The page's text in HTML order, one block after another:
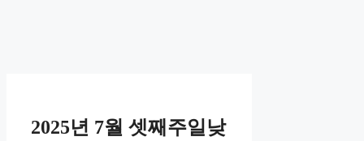
2025년 7월 셋째주일낮